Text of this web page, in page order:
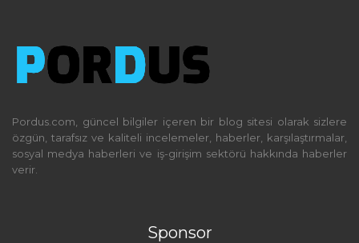
Pordus.com, güncel bilgiler içeren bir blog sitesi olarak sizlere
özgün, tarafsız ve kaliteli incelemeler, haberler, karşılaştırmalar,
sosyal medya haberleri ve iş-girişim sektörü hakkında haberler
verir.
Sponsor